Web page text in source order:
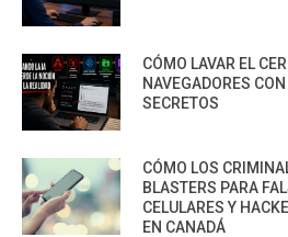
CÓMO LAVAR EL
NAVEGADORES
SECRETOS
CÓMO LOS
BLASTERS PARA
CELULARES Y
EN CANADÁ